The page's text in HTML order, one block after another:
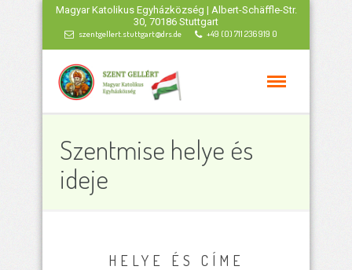
Magyar Katolikus Egyházközség | Albert-Schäffle-Str.
30, 70186 Stuttgart
szentgellert.stuttgart@drs.de +49 (0) 711 236 919 0
Szentmise helye és
ideje
HELYE ÉS CÍME